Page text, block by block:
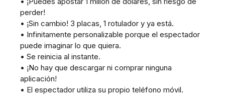
perder!
• ¡Sin cambio! 3 placas, 1 rotulador y ya está.
• Infinitamente personalizable porque el espectador
puede imaginar lo que quiera.
• Se reinicia al instante.
• ¡No hay que descargar ni comprar ninguna
aplicación!
• El espectador utiliza su propio teléfono móvil.